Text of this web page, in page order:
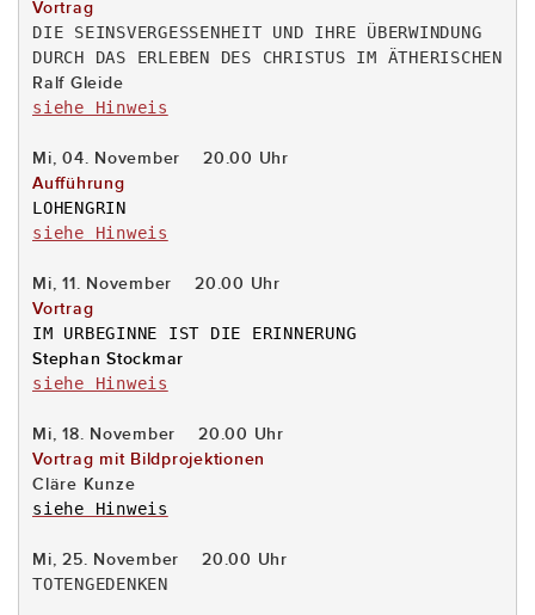
Vortrag
DIE SEINSVERGESSENHEIT UND IHRE ÜBERWINDUNG
siehe Hinweis
Mi, 04. November    20.00 Uhr
Aufführung
siehe Hinweis
siehe Hinweis
siehe Hinweis
Mi, 25. November    20.00 Uhr
TOTENGEDENKEN